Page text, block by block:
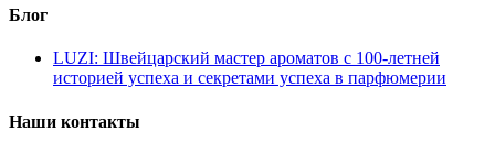
Блог
LUZI: Швейцарский мастер ароматов с 100-летней
историей успеха и секретами успеха в парфюмерии
Наши контакты